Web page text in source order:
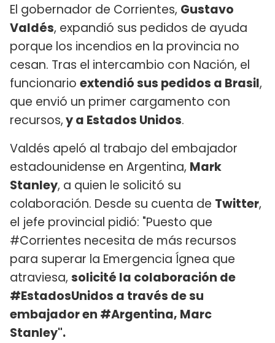
El gobernador de Corrientes, Gustavo
Valdés, expandió sus pedidos de ayuda
porque los incendios en la provincia no
cesan. Tras el intercambio con Nación, el
funcionario extendió sus pedidos a Brasil,
que envió un primer cargamento con
recursos,y a Estados Unidos.
Valdés apeló al trabajo del embajador
estadounidense en Argentina, Mark
Stanley, a quien le solicitó su
colaboración. Desde su cuenta de Twitter,
el jefe provincial pidió: "Puesto que
#Corrientes necesita de más recursos
para superar la Emergencia Ígnea que
atraviesa, solicité la colaboración de
#EstadosUnidos a través de su
embajador en #Argentina, Marc
Stanley".